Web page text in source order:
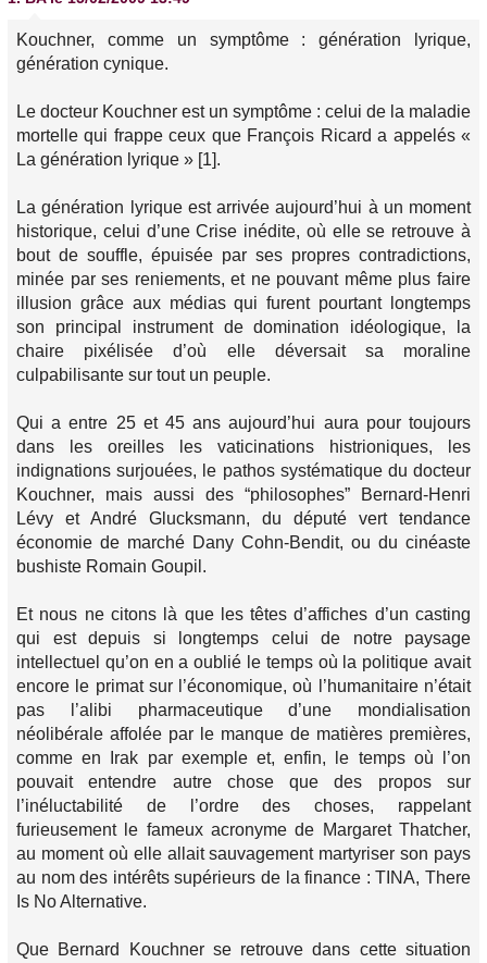
Kouchner, comme un symptôme : génération lyrique,
génération cynique.
Le docteur Kouchner est un symptôme : celui de la maladie
mortelle qui frappe ceux que François Ricard a appelés «
La génération lyrique » [1].
La génération lyrique est arrivée aujourd’hui à un moment
historique, celui d’une Crise inédite, où elle se retrouve à
bout de souffle, épuisée par ses propres contradictions,
minée par ses reniements, et ne pouvant même plus faire
illusion grâce aux médias qui furent pourtant longtemps
son principal instrument de domination idéologique, la
chaire pixélisée d’où elle déversait sa moraline
culpabilisante sur tout un peuple.
Qui a entre 25 et 45 ans aujourd’hui aura pour toujours
dans les oreilles les vaticinations histrioniques, les
indignations surjouées, le pathos systématique du docteur
Kouchner, mais aussi des “philosophes” Bernard-Henri
Lévy et André Glucksmann, du député vert tendance
économie de marché Dany Cohn-Bendit, ou du cinéaste
bushiste Romain Goupil.
Et nous ne citons là que les têtes d’affiches d’un casting
qui est depuis si longtemps celui de notre paysage
intellectuel qu’on en a oublié le temps où la politique avait
encore le primat sur l’économique, où l’humanitaire n’était
pas l’alibi pharmaceutique d’une mondialisation
néolibérale affolée par le manque de matières premières,
comme en Irak par exemple et, enfin, le temps où l’on
pouvait entendre autre chose que des propos sur
l’inéluctabilité de l’ordre des choses, rappelant
furieusement le fameux acronyme de Margaret Thatcher,
au moment où elle allait sauvagement martyriser son pays
au nom des intérêts supérieurs de la finance : TINA, There
Is No Alternative.
Que Bernard Kouchner se retrouve dans cette situation